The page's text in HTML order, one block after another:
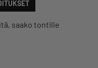
saako tontille